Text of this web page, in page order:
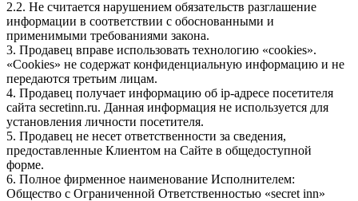
2.2. Не считается нарушением обязательств разглашение
информации в соответствии с обоснованными и
применимыми требованиями закона.
3. Продавец вправе использовать технологию «cookies».
«Cookies» не содержат конфиденциальную информацию и не
передаются третьим лицам.
4. Продавец получает информацию об ip-адресе посетителя
сайта secretinn.ru. Данная информация не используется для
установления личности посетителя.
5. Продавец не несет ответственности за сведения,
предоставленные Клиентом на Сайте в общедоступной
форме.
6. Полное фирменное наименование Исполнителем:
Общество с Ограниченной Ответственностью «secret inn»